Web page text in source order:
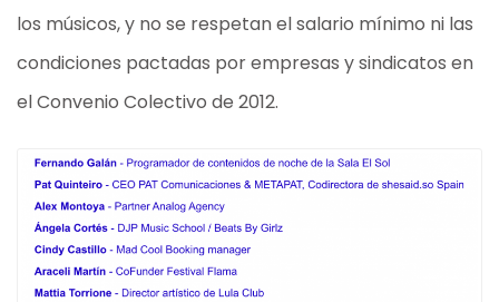
los músicos, y no se respetan el salario mínimo ni las
condiciones pactadas por empresas y sindicatos en
el Convenio Colectivo de 2012.